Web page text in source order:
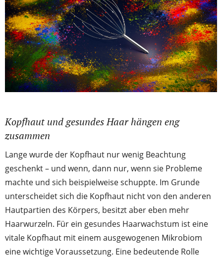
Kopfhaut und gesundes Haar hängen eng
zusammen
Lange wurde der Kopfhaut nur wenig Beachtung
geschenkt – und wenn, dann nur, wenn sie Probleme
machte und sich beispielweise schuppte. Im Grunde
unterscheidet sich die Kopfhaut nicht von den anderen
Hautpartien des Körpers, besitzt aber eben mehr
Haarwurzeln. Für ein gesundes Haarwachstum ist eine
vitale Kopfhaut mit einem ausgewogenen Mikrobiom
eine wichtige Voraussetzung. Eine bedeutende Rolle